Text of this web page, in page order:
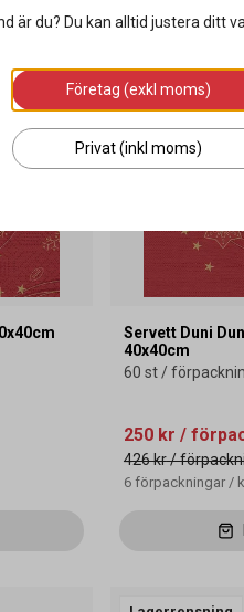
Servett Duni
40x40cm
60 st /
250 kr /
426 kr/
6 förpackningar/
är du? Du kan alltid justera ditt
Företag (exkl moms)
Privat (inkl moms)